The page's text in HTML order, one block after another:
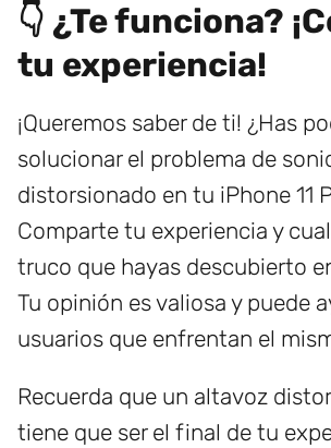
👇 ¿Te funciona?
tu experiencia!
¡Queremos saber de ti! ¿Has
solucionar el problema de
distorsionado en tu iPhone 11
Comparte tu experiencia y
truco que hayas descubierto
Tu opinión es valiosa y puede
usuarios que enfrentan el
Recuerda que un altavoz
tiene que ser el final de tu